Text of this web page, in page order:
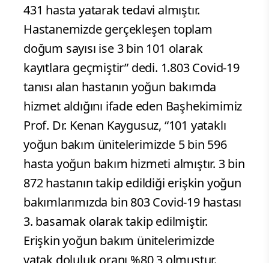
431 hasta yatarak tedavi almıştır.
Hastanemizde gerçekleşen toplam
doğum sayısı ise 3 bin 101 olarak
kayıtlara geçmiştir” dedi. 1.803 Covid-19
tanısı alan hastanın yoğun bakımda
hizmet aldığını ifade eden Başhekimimiz
Prof. Dr. Kenan Kaygusuz, “101 yataklı
yoğun bakım ünitelerimizde 5 bin 596
hasta yoğun bakım hizmeti almıştır. 3 bin
872 hastanın takip edildiği erişkin yoğun
bakımlarımızda bin 803 Covid-19 hastası
3. basamak olarak takip edilmiştir.
Erişkin yoğun bakım ünitelerimizde